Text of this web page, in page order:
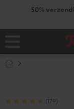
50%
(179)